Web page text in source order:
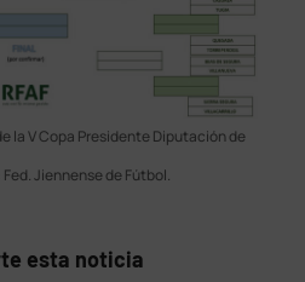
la V Copa Presidente Diputación de
Jiennense de Fútbol.
esta noticia